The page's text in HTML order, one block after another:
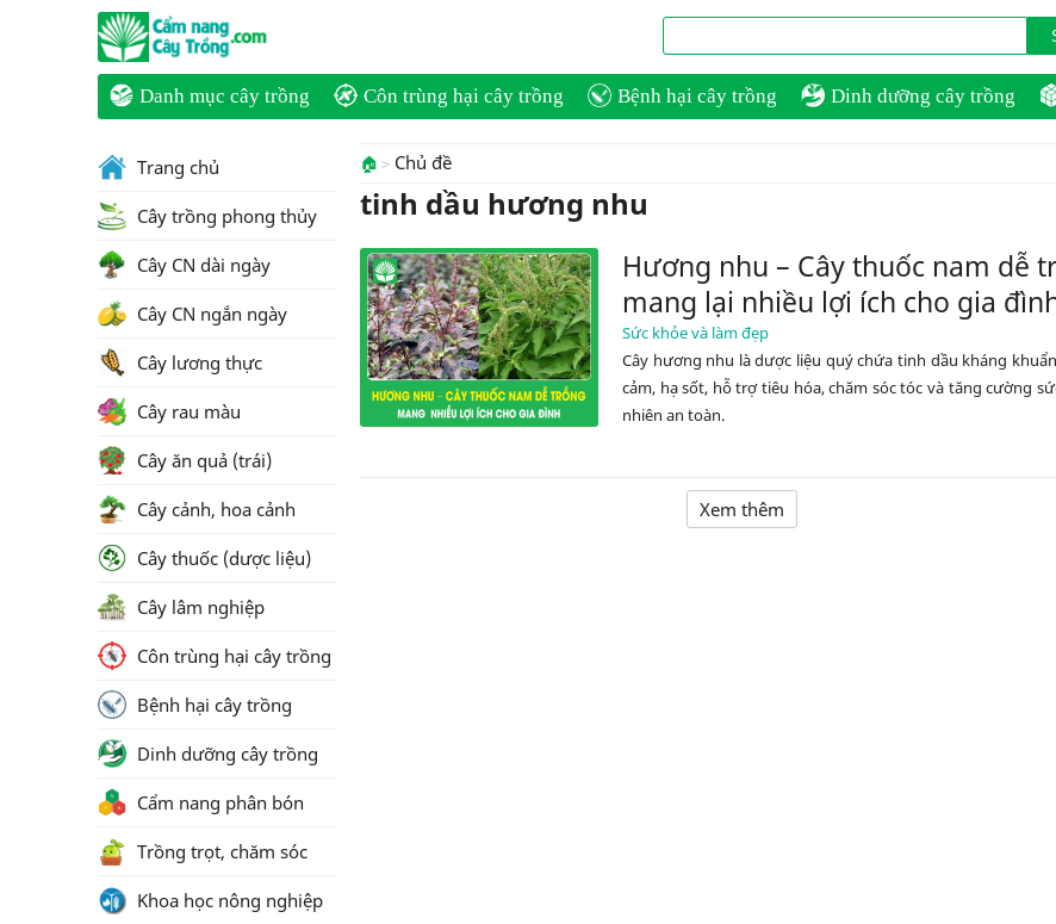
Danh mục cây trồng Côn trùng hại cây trồng Bệnh hại cây trồng Dinh dưỡng cây trồng
🏠 Chủ đề
tinh dầu hương nhu
Hương nhu – Cây thuốc nam dễ
mang lại nhiều lợi ích cho gia
Sức khỏe và làm đẹp
Cây hương nhu là dược liệu quý chứa tinh dầu kháng
cảm, hạ sốt, hỗ trợ tiêu hóa, chăm sóc tóc và tăng cường
nhiên an toàn.
Xem thêm
Trang chủ
Cây trồng phong thủy
Cây CN dài ngày
Cây CN ngắn ngày
Cây lương thực
Cây rau màu
Cây ăn quả (trái)
Cây cảnh, hoa cảnh
Cây thuốc (dược liệu)
Cây lâm nghiệp
Côn trùng hại cây trồng
Bệnh hại cây trồng
Dinh dưỡng cây trồng
Cẩm nang phân bón
Trồng trọt, chăm sóc
Khoa học nông nghiệp